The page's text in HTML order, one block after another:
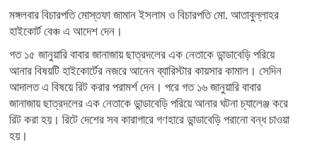
মঙ্গলবার বিচারপতি মোস্তফা জামান ইসলাম ও বিচারপতি মো. আতাবুল্লাহর
হাইকোর্ট বেঞ্চ এ আদেশ দেন।
গত ১৫ জানুয়ারি বাবার জানাজায় ছাত্রদলের এক নেতাকে ডান্ডাবেড়ি পরিয়ে
আনার বিষয়টি হাইকোর্টের নজরে আনেন ব্যারিস্টার কায়সার কামাল। সেদিন
আদালত এ বিষয়ে রিট করার পরামর্শ দেন। পরে গত ১৬ জানুয়ারি বাবার
জানাজায় ছাত্রদলের এক নেতাকে ডান্ডাবেড়ি পরিয়ে আনার ঘটনা চ্যালেঞ্জ করে
রিট করা হয়। রিটে দেশের সব কারাগারে গণহারে ডান্ডাবেড়ি পরানো বন্ধ চাওয়া
হয়।